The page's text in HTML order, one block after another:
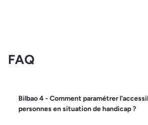
FAQ
Bilbao 4 - Comment paramétrer
personnes en situation de handicap ?